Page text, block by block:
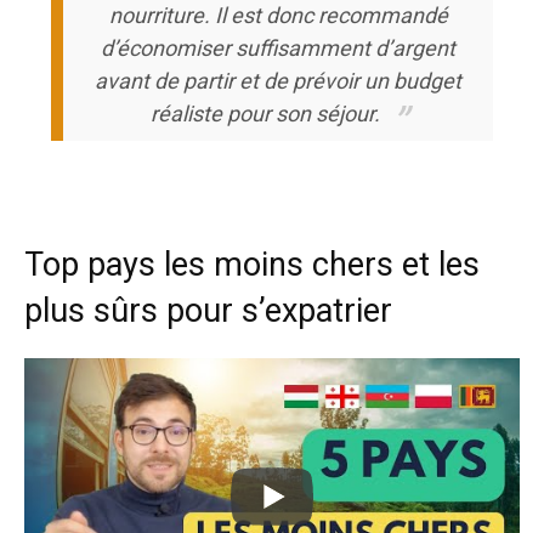
nourriture. Il est donc recommandé
d’économiser suffisamment d’argent
avant de partir et de prévoir un budget
réaliste pour son séjour.
Top pays les moins chers et les
plus sûrs pour s’expatrier